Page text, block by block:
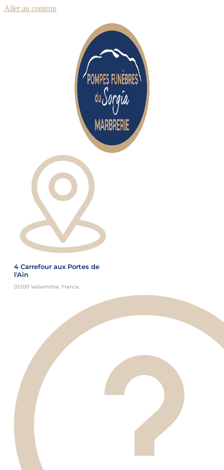
Aller au contenu
4 Carrefour aux Portes de
l'Ain
01200 Valserhône, France